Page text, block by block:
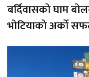
बर्दिवासको घाम
भोटियाको अर्को